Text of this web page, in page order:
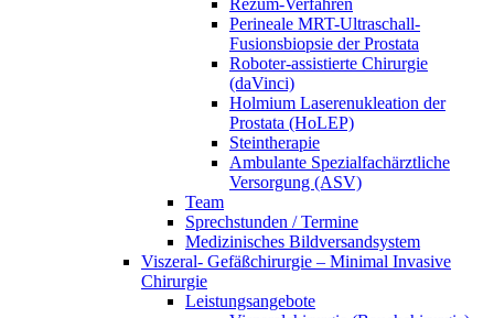
Perineale MRT-Ultraschall-
Fusionsbiopsie der Prostata
Roboter-assistierte Chirurgie
(daVinci)
Holmium Laserenukleation der
Prostata (HoLEP)
Steintherapie
Ambulante Spezialfachärztliche
Versorgung (ASV)
Team
Sprechstunden / Termine
Medizinisches Bildversandsystem
Viszeral- Gefäßchirurgie – Minimal Invasive
Chirurgie
Leistungsangebote